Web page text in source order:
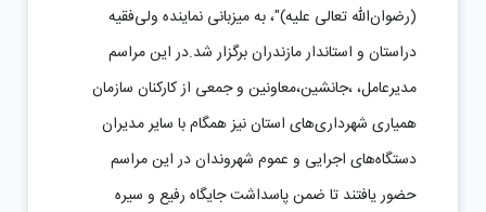
(رضوان‌الله تعالی علیه)"، به میزبانی نماینده ولی‌فقیه
دراستان و استاندار مازندران برگزار شد.در این مراسم
مدیرعامل، ،جانشین،معاونین و جمعی از کارکنان سازمان
همیاری شهرداری‌های استان نیز همگام با سایر مدیران
دستگاه‌های اجرایی و عموم شهروندان در این مراسم
حضور یافتند تا ضمن پاسداشت جایگاه رفیع و سیره